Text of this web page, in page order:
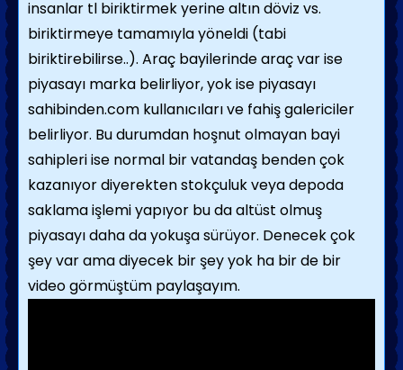
insanlar tl biriktirmek yerine altın döviz vs.
biriktirmeye tamamıyla yöneldi (tabi
biriktirebilirse..). Araç bayilerinde araç var ise
piyasayı marka belirliyor, yok ise piyasayı
sahibinden.com kullanıcıları ve fahiş galericiler
belirliyor. Bu durumdan hoşnut olmayan bayi
sahipleri ise normal bir vatandaş benden çok
kazanıyor diyerekten stokçuluk veya depoda
saklama işlemi yapıyor bu da altüst olmuş
piyasayı daha da yokuşa sürüyor. Denecek çok
şey var ama diyecek bir şey yok ha bir de bir
video görmüştüm paylaşayım.